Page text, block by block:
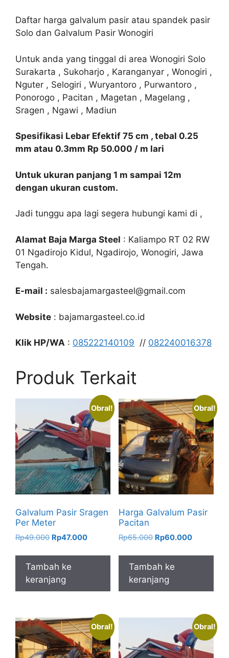
Daftar harga galvalum pasir atau spandek pasir
Solo dan Galvalum Pasir Wonogiri
Untuk anda yang tinggal di area Wonogiri Solo
Surakarta , Sukoharjo , Karanganyar , Wonogiri ,
Nguter , Selogiri , Wuryantoro , Purwantoro ,
Ponorogo , Pacitan , Magetan , Magelang ,
Sragen , Ngawi , Madiun
Spesifikasi Lebar Efektif 75 cm , tebal 0.25
mm atau 0.3mm Rp 50.000 / m lari
Untuk ukuran panjang 1 m sampai 12m
dengan ukuran custom.
Jadi tunggu apa lagi segera hubungi kami di ,
Alamat Baja Marga Steel : Kaliampo RT 02 RW
01 Ngadirojo Kidul, Ngadirojo, Wonogiri, Jawa
Tengah.
E-mail : salesbajamargasteel@gmail.com
Website : bajamargasteel.co.id
Klik HP/WA : 085222140109 // 082240016378
Produk Terkait
Obral!
Galvalum Pasir Sragen
Per Meter
Rp49.000 Harga
adalah:
Rp49.000.
Rp47.000Harga
ini
Tambah ke
keranjang
Obral!
Harga Galvalum Pasir
Pacitan
Rp65.000 Harga
adalah:
Rp65.000.
Rp60.000Harga
ini
Tambah ke
keranjang
Obral! Obral!